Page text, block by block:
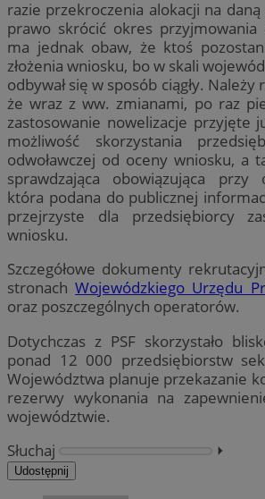
razie przekroczenia alokacji na
prawo skrócić okres
ma jednak obaw, że ktoś
złożenia wniosku, bo w skali
odbywał się w sposób ciągły.
że wraz z ww. zmianami, po raz
zastosowanie nowelizacje przyjęte
możliwość skorzystania
odwoławczej od oceny wniosku, a
sprawdzająca obowiązująca przy
która podana do publicznej
przejrzyste dla przedsiębiorcy
wniosku.
Szczegółowe dokumenty
stronachWojewódzkiego Urzędu
oraz poszczególnych operatorów.
Dotychczas z PSF skorzystało
ponad 12 000 przedsiębiorstw
Województwa planuje przekazanie
rezerwy wykonania na
województwie.
Słuchaj
⏵︎
Udostępnij